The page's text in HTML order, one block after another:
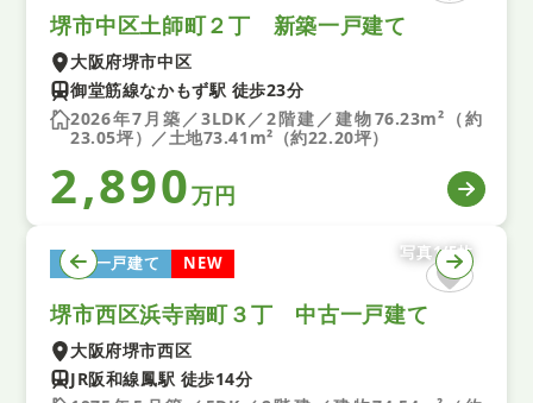
堺市中区土師町２丁 新築一戸建て
大阪府堺市中区
御堂筋線なかもず駅 徒歩23分
2026年7月築／3LDK／2階建／建物76.23m²（約
23.05坪）／土地73.41m²（約22.20坪）
2,890万円
中古一戸建て NEW
写真1/5枚
堺市西区浜寺南町３丁 中古一戸建て
大阪府堺市西区
JR阪和線鳳駅 徒歩14分